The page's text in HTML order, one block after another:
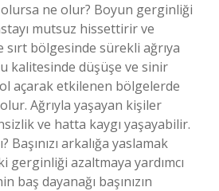
ne olur? Boyun gerginliği
mutsuz hissettirir ve
bölgesinde sürekli ağrıya
kalitesinde düşüşe ve sinir
açarak etkilenen bölgelerde
Ağrıyla yaşayan kişiler
ve hatta kaygı yaşayabilir.
Başınızı arkalığa yaslamak
gerginliği azaltmaya yardımcı
baş dayanağı başınızın